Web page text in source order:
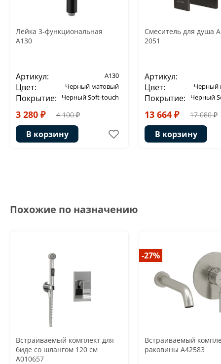
Лейка 3-функциональная
A130
Артикул: A130
Цвет: Черный матовый
Покрытие: Черный Soft-touch
3 280 ₽ 4 100 ₽
В корзину
Смеситель для душа
2051
Артикул:
Цвет:
Черный
Покрытие: Черный
13 664 ₽ 17 080 ₽
В корзину
Похожие по назначению
Встраиваемый комплект для
биде со шлангом 120 см
A010657
-27%
Встраиваемый
раковины A42583